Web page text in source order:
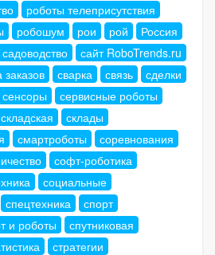
роботы телеприсутствия
робошум рои рой
Россия
садоводство
сайт RoboTrends.ru
заказов сварка связь
сделки
сенсоры
сервисные роботы
складская
склады
смартроботы
соревнования
софт-роботика
социальные
спецтехника
спорт
и роботы
спутниковая
стратегии